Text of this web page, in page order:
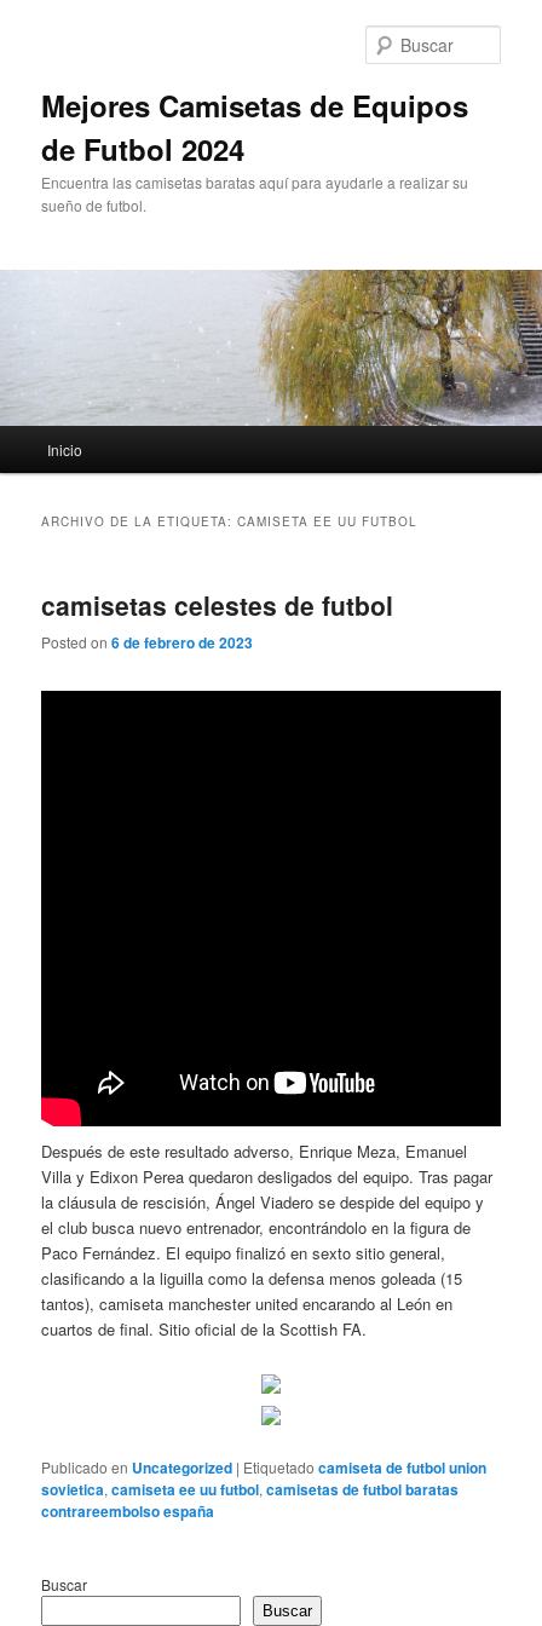
Mejores Camisetas de Equipos
de Futbol 2024
Encuentra las camisetas baratas aquí para ayudarle a realizar su
sueño de futbol.
principal
Inicio
ARCHIVO DE LA ETIQUETA:CAMISETA EE UU FUTBOL
camisetas celestes de futbol
Posted on6 de febrero de 2023
Después de este resultado adverso, Enrique Meza, Emanuel
Villa y Edixon Perea quedaron desligados del equipo. Tras pagar
la cláusula de rescisión, Ángel Viadero se despide del equipo y
el club busca nuevo entrenador, encontrándolo en la figura de
Paco Fernández. El equipo finalizó en sexto sitio general,
clasificando a la liguilla como la defensa menos goleada (15
tantos), camiseta manchester united encarando al León en
cuartos de final. Sitio oficial de la Scottish FA.
Publicado en Uncategorized | Etiquetado camiseta de futbol union
sovietica,camiseta ee uu futbol,camisetas de futbol baratas
contrareembolso españa
Buscar
Buscar